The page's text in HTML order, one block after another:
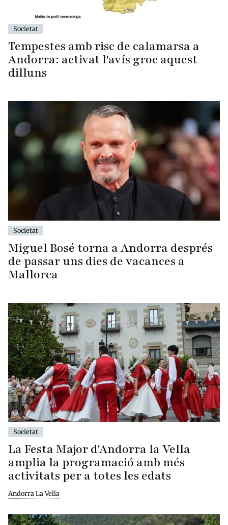
Societat
Tempestes amb risc de calamarsa a
Andorra: activat l'avís groc aquest
dilluns
Societat
Miguel Bosé torna a Andorra després
de passar uns dies de vacances a
Mallorca
Societat
La Festa Major d'Andorra la Vella
amplia la programació amb més
activitats per a totes les edats
Andorra La Vella